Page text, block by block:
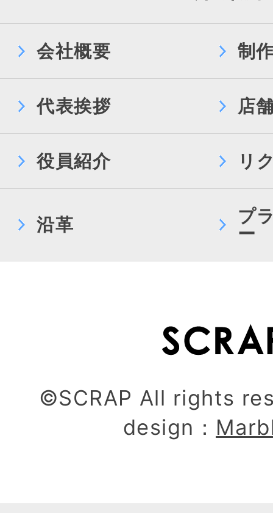
会社概要 制
代表挨拶 店
役員紹介 リ
沿革
プ
ー
©SCRAP All rights
design：